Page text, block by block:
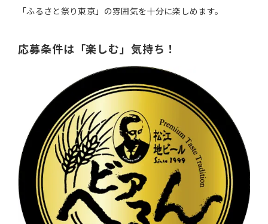
「ふるさと祭り東京」の雰囲気を十分に楽しめます。
応募条件は「楽しむ」気持ち！